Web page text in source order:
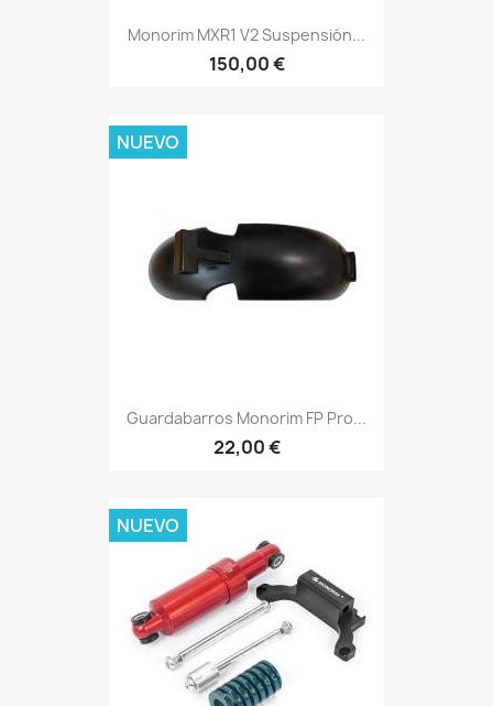
Monorim MXR1 V2 Suspensión...
150,00 €
Guardabarros Monorim FP Pro...
22,00 €
NUEVO
NUEVO